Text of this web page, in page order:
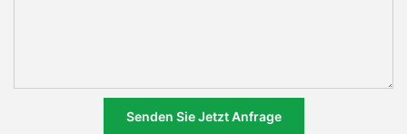
Senden Sie Jetzt Anfrage